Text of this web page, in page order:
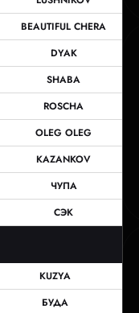
BEAUTIFUL CHERA
DYAK
SHABA
ROSCHA
OLEG OLEG
KAZANKOV
ЧУПА
СЭК
KUZYA
БУДА